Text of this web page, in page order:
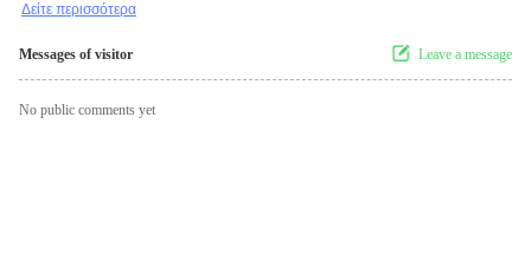
Δείτε περισσότερα
Messages of visitor Leave a message
No public comments yet